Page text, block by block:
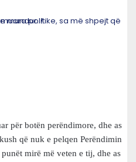
për botën perëndimore, dhe as
që nuk e pelqen Perëndimin
mirë më veten e tij, dhe as